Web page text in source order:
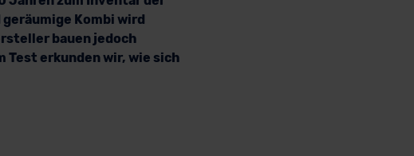
Kombi wird
bauen jedoch
Test erkunden wir, wie sich